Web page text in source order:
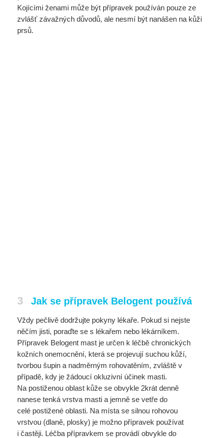
Kojícími ženami může být přípravek používán pouze ze
zvlášť závažných důvodů, ale nesmí být nanášen na kůži
prsů.
3 Jak se přípravek Belogent používá
Vždy pečlivě dodržujte pokyny lékaře. Pokud si nejste
něčím jisti, poraďte se s lékařem nebo lékárníkem.
Přípravek Belogent mast je určen k léčbě chronických
kožních onemocnění, která se projevují suchou kůží,
tvorbou šupin a nadměrným rohovatěním, zvláště v
případě, kdy je žádoucí okluzivní účinek masti.
Na postiženou oblast kůže se obvykle 2krát denně
nanese tenká vrstva masti a jemně se vetře do
celé postižené oblasti. Na místa se silnou rohovou
vrstvou (dlaně, plosky) je možno přípravek používat
i častěji. Léčba přípravkem se provádí obvykle do